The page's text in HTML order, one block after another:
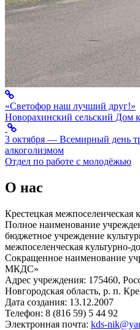
«Светофор наш лучший друг!»
Новорахинский сельский Дом
3 октября — Всемирный день
алкоголизмом
Отдел по работе с молодёжью
О нас
Крестецкая межпоселенческая
Полное наименование
бюджетное учреждение
межпоселенческая культурно-
Сокращенное наименование
МКДС»
Адрес учреждения: 175460,
Новгородская область, р. п.
Дата создания: 13.12.2007
Телефон: 8 (816 59) 5 44 92
Электронная почта: kds-